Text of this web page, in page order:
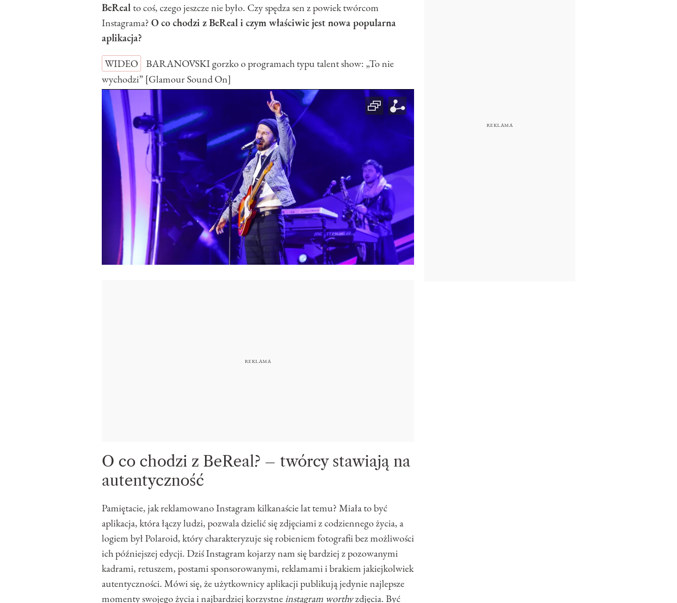
BeRealto coś, czego jeszcze nie było. Czy spędza sen z powiek twórcom
Instagrama?O co chodzi z BeReal i czym właściwie jest nowa popularna
aplikacja?
WIDEO
BARANOVSKI gorzko o programach typu talent show: „To nie
wychodzi” [Glamour Sound On]
O co chodzi z BeReal? – twórcy stawiają na
autentyczność
Pamiętacie, jak reklamowano Instagram kilkanaście lat temu? Miała to być
aplikacja, która łączy ludzi, pozwala dzielić się zdjęciami z codziennego życia, a
logiem był Polaroid, który charakteryzuje się robieniem fotografii bez możliwości
ich późniejszej edycji. Dziś Instagram kojarzy nam się bardziej z pozowanymi
kadrami, retuszem, postami sponsorowanymi, reklamami i brakiem jakiejkolwiek
autentyczności. Mówi się, że użytkownicy aplikacji publikują jedynie najlepsze
momenty swojego życia i najbardziej korzystneinstagram worthyzdjęcia. Być